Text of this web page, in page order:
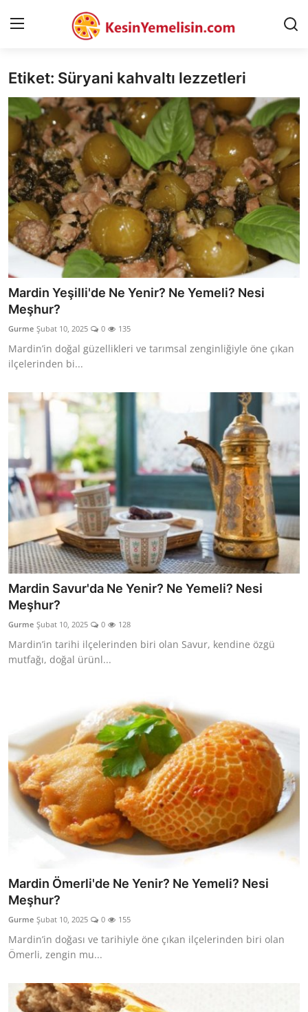
AnaSayfa
Gizlilik Sözleşmesi
Rüya Tabirleri
Diyet & Sağlıklı Beslenme
İletişim
Şehirler
Helal Gıda & Dini Hükümler
Gıda Güvenliği & Bilimi
Kalori & Diyet Rehberi
Mutfak Püf Noktaları & İpuçları
Mekan & Lezzet Rotaları
Temel Gıda ve Ürün Rehberleri
İçecek Kültürü & Barista
Yöresel Tarifler & Ev Yemekleri
Gıda Güvenliği & Sağlık
İçecek Kültürü & Rehberleri
Popüler Kültür & Mutfak Tarihi
Mutfak Temizliği & Pratik Bilgiler
Anne & Bebek Beslenmesi
Mutfak Sırları & Teknikler
Yemek Tarifleri & Menüler
Etiket: Süryani kahvaltı lezzetleri
Mardin Yeşilli'de Ne Yenir? Ne Yemeli? Nesi
Meşhur?
Gurme Şubat 10, 2025 0 135
Mardin’in doğal güzellikleri ve tarımsal zenginliğiyle öne çıkan
ilçelerinden bi...
Mardin Savur'da Ne Yenir? Ne Yemeli? Nesi
Meşhur?
Gurme Şubat 10, 2025 0 128
Mardin’in tarihi ilçelerinden biri olan Savur, kendine özgü
mutfağı, doğal ürünl...
Mardin Ömerli'de Ne Yenir? Ne Yemeli? Nesi
Meşhur?
Gurme Şubat 10, 2025 0 155
Mardin’in doğası ve tarihiyle öne çıkan ilçelerinden biri olan
Ömerli, zengin mu...